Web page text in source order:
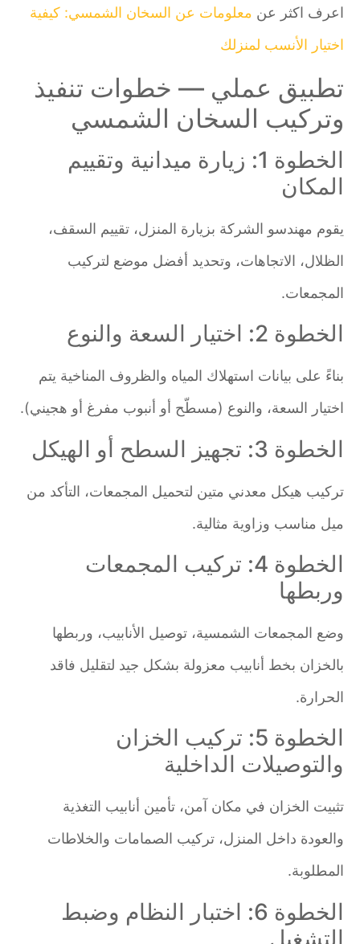
اعرف اكثر عنمعلومات عن السخان الشمسي: كيفية
اختيار الأنسب لمنزلك
تطبيق عملي — خطوات تنفيذ
وتركيب السخان الشمسي
الخطوة 1: زيارة ميدانية وتقييم
المكان
يقوم مهندسو الشركة بزيارة المنزل، تقييم السقف،
الظلال، الاتجاهات، وتحديد أفضل موضع لتركيب
المجمعات.
الخطوة 2: اختيار السعة والنوع
بناءً على بيانات استهلاك المياه والظروف المناخية يتم
اختيار السعة، والنوع (مسطّح أو أنبوب مفرغ أو هجيني).
الخطوة 3: تجهيز السطح أو الهيكل
تركيب هيكل معدني متين لتحميل المجمعات، التأكد من
ميل مناسب وزاوية مثالية.
الخطوة 4: تركيب المجمعات
وربطها
وضع المجمعات الشمسية، توصيل الأنابيب، وربطها
بالخزان بخط أنابيب معزولة بشكل جيد لتقليل فاقد
الحرارة.
الخطوة 5: تركيب الخزان
والتوصيلات الداخلية
تثبيت الخزان في مكان آمن، تأمين أنابيب التغذية
والعودة داخل المنزل، تركيب الصمامات والخلاطات
المطلوبة.
الخطوة 6: اختبار النظام وضبط
التشغيل